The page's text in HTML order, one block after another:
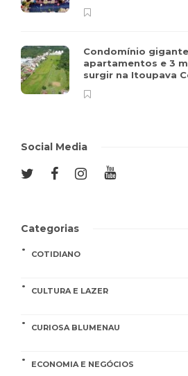
Condomínio
apartamentos e 3
surgir na Itoupava
Social Media
Categorias
COTIDIANO
CULTURA E LAZER
CURIOSA BLUMENAU
ECONOMIA E NEGÓCIOS